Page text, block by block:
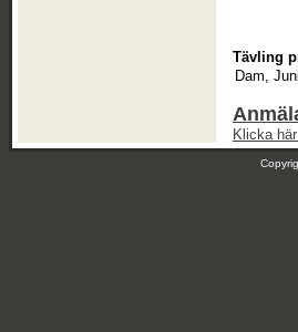
Tävling
Dam,
Klicka